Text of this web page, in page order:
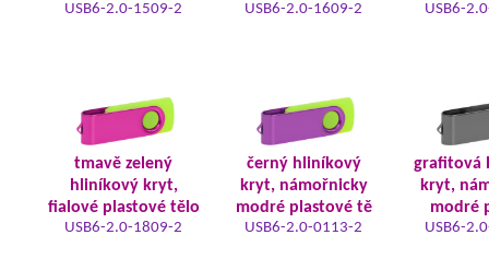
USB6-2.0-1509-2 USB6-2.0-1609-2 USB6-
tmavě zelený
hliníkový kryt,
fialové plastové tělo
USB6-2.0-1809-2
černý hliníkový
kryt, námořnicky
modré plastové tě
USB6-2.0-0113-2
grafitová
kryt,
modré
USB6-